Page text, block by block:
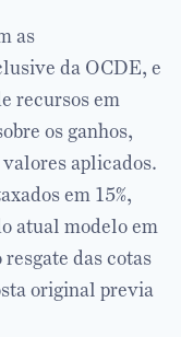
as
da OCDE, e
recursos em
os ganhos,
aplicados.
em 15%,
atual modelo em
das cotas
original previa